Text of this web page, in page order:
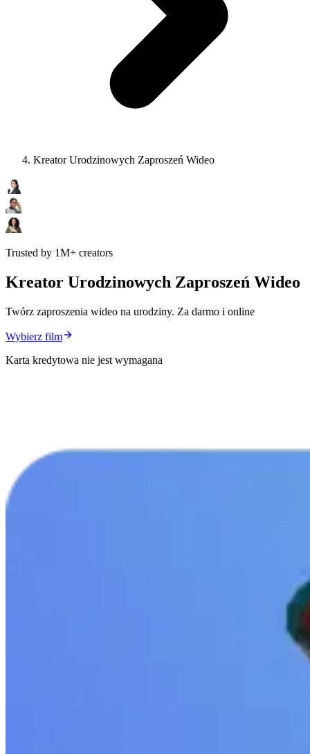
Kreator Urodzinowych Zaproszeń Wideo
Trusted by 1M+ creators
Kreator Urodzinowych Zaproszeń Wideo
Twórz zaproszenia wideo na urodziny. Za darmo i online
Wybierz film
Karta kredytowa nie jest wymagana